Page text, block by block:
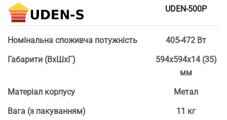
UDEN-500P
Номінальна споживча потужність
405-472 Вт
Габарити (ВхШхГ)
594х594х14 (35)
мм
Матеріал корпусу
Метал
Вага (з пакуванням)
11 кг